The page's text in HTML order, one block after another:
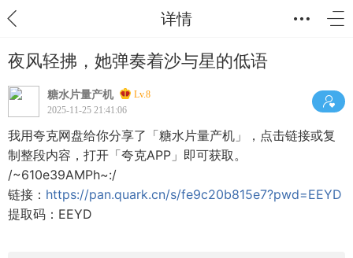
详情
夜风轻拂，她弹奏着沙与星的低语
糖水片量产机
Lv.8
2025-11-25 21:41:06
我用夸克网盘给你分享了「糖水片量产机」，点击链接或复
制整段内容，打开「夸克APP」即可获取。
/~610e39AMPh~:/
链接： https://pan.quark.cn/s/fe9c20b815e7?pwd=EEYD
提取码：EEYD